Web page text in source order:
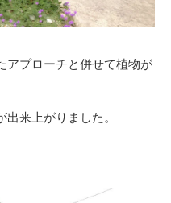
アプローチと併せて植物が
来上がりました。